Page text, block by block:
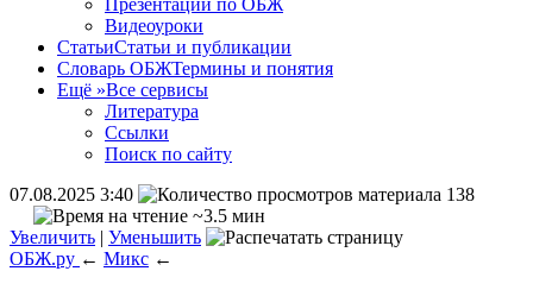
Презентации по ОБЖ
Видеоуроки
СтатьиСтатьи и публикации
Словарь ОБЖТермины и понятия
Ещё »Все сервисы
Литература
Ссылки
Поиск по сайту
07.08.2025 3:40
138
~3.5 мин
Увеличить | Уменьшить
ОБЖ.ру ← Микс ←